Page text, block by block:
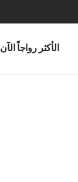
الأكثر رواجاً الآن